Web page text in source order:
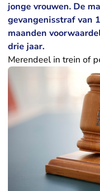
jonge vrouwen. De
gevangenisstraf van
maanden
drie jaar.
Merendeel in trein of